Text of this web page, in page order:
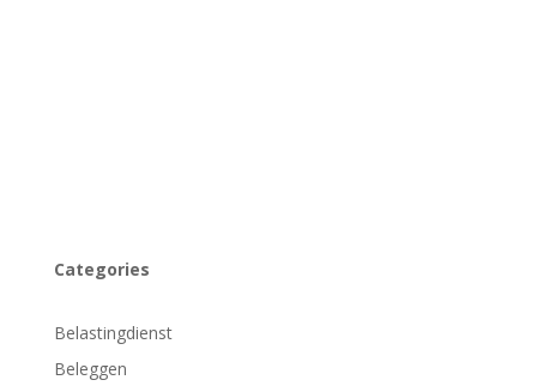
Categories
Belastingdienst
Beleggen